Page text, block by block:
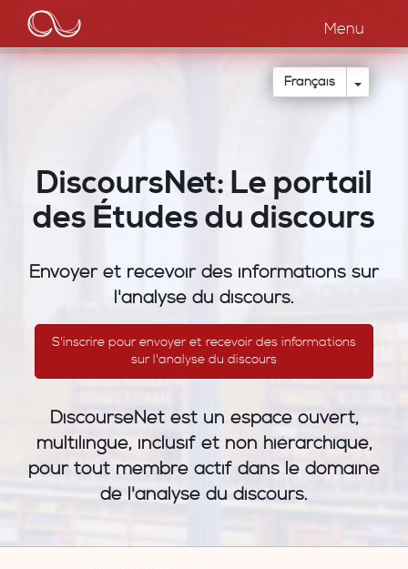
contenu
principal
Main
navigation
Menu
Français Toggle
DiscoursNet: Le portail
des Études du discours
Envoyer et recevoir des informations sur
l'analyse du discours.
S'inscrire pour envoyer et recevoir des informations
sur l'analyse du discours
DiscourseNet est un espace ouvert,
multilingue, inclusif et non hiérarchique,
pour tout membre actif dans le domaine
de l'analyse du discours.